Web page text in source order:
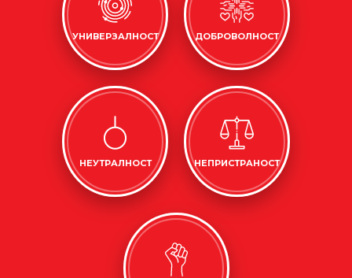
УНИВЕРЗАЛНОСТ ДОБРОВОЛНОСТ
НЕУТРАЛНОСТ НЕПРИСТРАНОСТ